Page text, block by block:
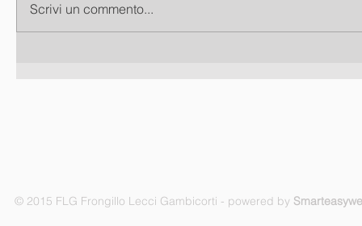
Scrivi un commento...
© 2015 FLG Frongillo Lecci Gambicorti - powered by